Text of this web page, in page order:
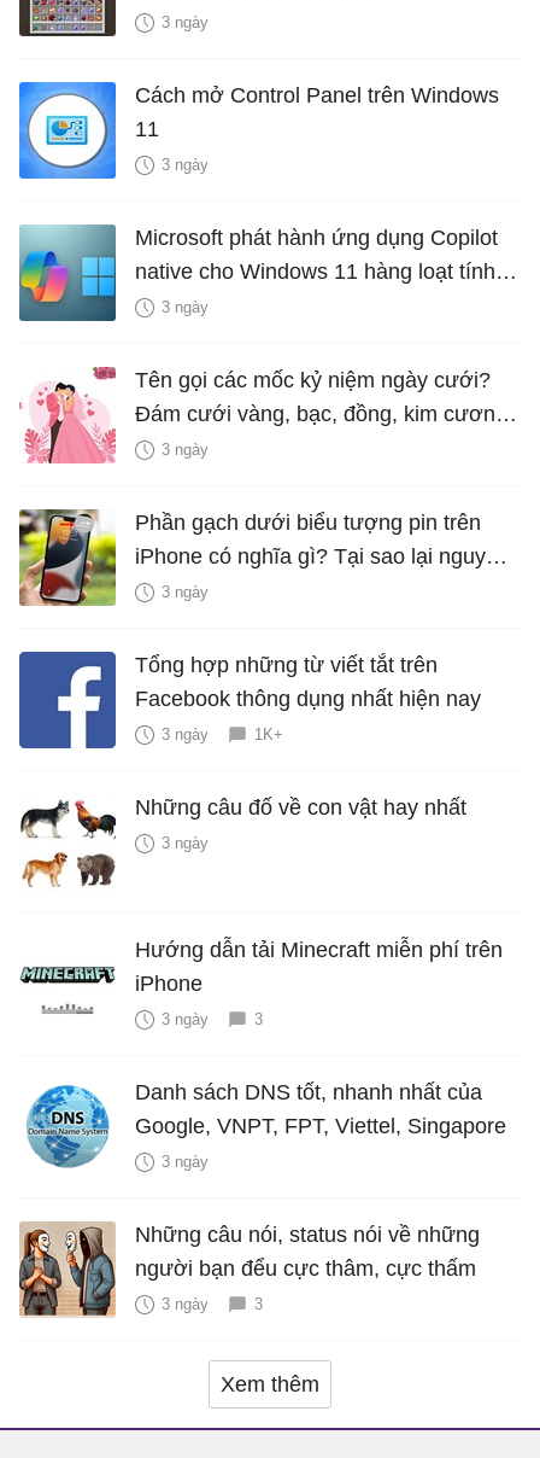
3 ngày
Cách mở Control Panel trên Windows
11
3 ngày
Microsoft phát hành ứng dụng Copilot
native cho Windows 11 hàng loạt tính
năng mới Hữu Ích
3 ngày
Tên gọi các mốc kỷ niệm ngày cưới?
Đám cưới vàng, bạc, đồng, kim cương
là bao nhiêu năm?
3 ngày
Phần gạch dưới biểu tượng pin trên
iPhone có nghĩa gì? Tại sao lại nguy
hiểm?
3 ngày
Tổng hợp những từ viết tắt trên
Facebook thông dụng nhất hiện nay
3 ngày 1K+
Những câu đố về con vật hay nhất
3 ngày
Hướng dẫn tải Minecraft miễn phí trên
iPhone
3 ngày 3
Danh sách DNS tốt, nhanh nhất của
Google, VNPT, FPT, Viettel, Singapore
3 ngày
Những câu nói, status nói về những
người bạn đểu cực thâm, cực thấm
3 ngày 3
Xem thêm